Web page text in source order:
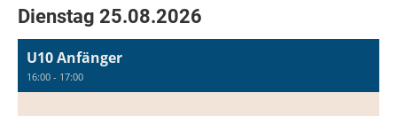
Dienstag 25.08.2026
U10 Anfänger
16:00 - 17:00